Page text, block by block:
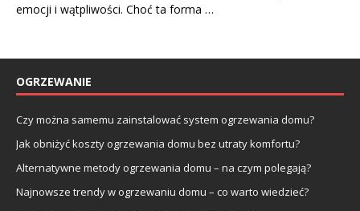
emocji i wątpliwości. Choć ta forma …
OGRZEWANIE
Czy można samemu zainstalować system ogrzewania domu?
Jak obniżyć koszty ogrzewania domu bez utraty komfortu?
Alternatywne metody ogrzewania domu – na czym polegają?
Najnowsze trendy w ogrzewaniu domu – co warto wiedzieć?